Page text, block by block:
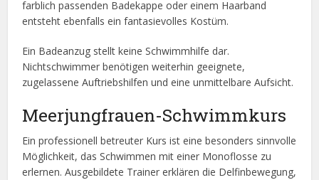
farblich passenden Badekappe oder einem Haarband
entsteht ebenfalls ein fantasievolles Kostüm.
Ein Badeanzug stellt keine Schwimmhilfe dar.
Nichtschwimmer benötigen weiterhin geeignete,
zugelassene Auftriebshilfen und eine unmittelbare Aufsicht.
Meerjungfrauen-Schwimmkurs
Ein professionell betreuter Kurs ist eine besonders sinnvolle
Möglichkeit, das Schwimmen mit einer Monoflosse zu
erlernen. Ausgebildete Trainer erklären die Delfinbewegung,